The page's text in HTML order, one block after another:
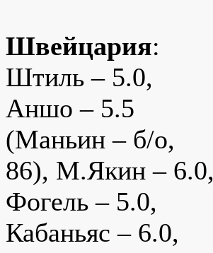
Швейцария:
Штиль – 5.0,
Аншо – 5.5
(Маньин – б/о,
86), М.Якин – 6.0,
Фогель – 5.0,
Кабаньяс – 6.0,